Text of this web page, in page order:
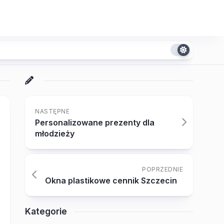
NASTĘPNE
Personalizowane prezenty dla
młodzieży
POPRZEDNIE
Okna plastikowe cennik Szczecin
Kategorie